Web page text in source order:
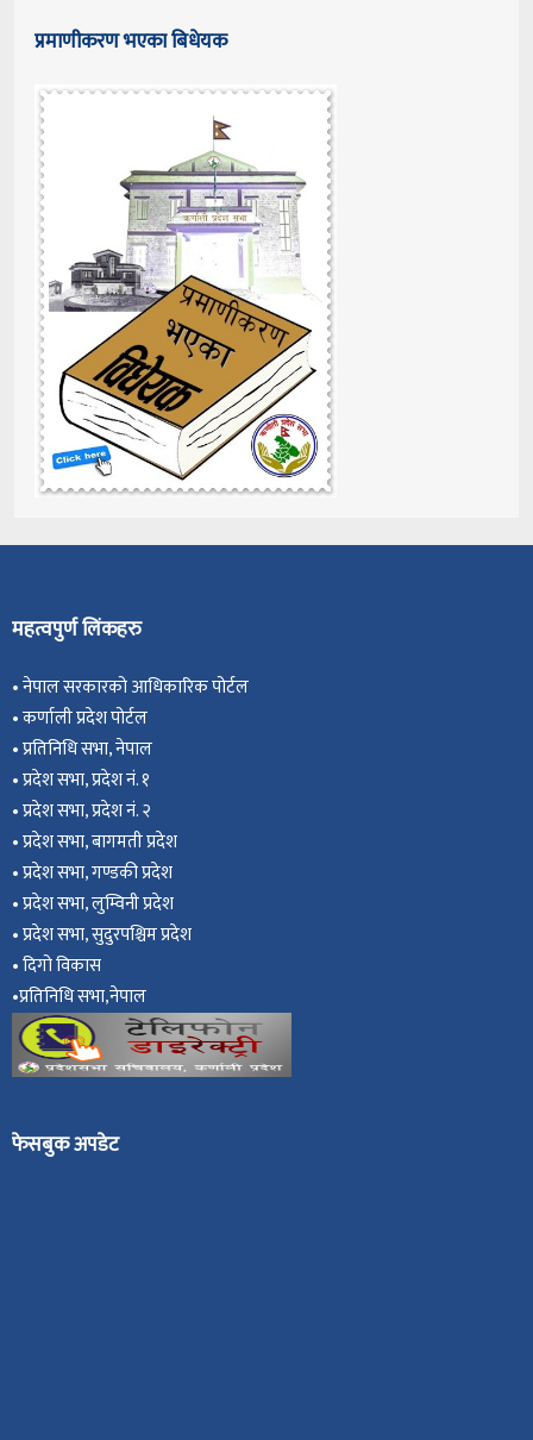
प्रमाणीकरण भएका बिधेयक
महत्वपुर्ण लिंकहरु
•नेपाल सरकारको आधिकारिक पोर्टल
•कर्णाली प्रदेश पोर्टल
•प्रतिनिधि सभा, नेपाल
•प्रदेश सभा, प्रदेश नं. १
•प्रदेश सभा, प्रदेश नं. २
•प्रदेश सभा, बागमती प्रदेश
•प्रदेश सभा, गण्डकी प्रदेश
•प्रदेश सभा, लुम्विनी प्रदेश
•प्रदेश सभा, सुदुरपश्चिम प्रदेश
•दिगो विकास
•प्रतिनिधि सभा,नेपाल
फेसबुक अपडेट